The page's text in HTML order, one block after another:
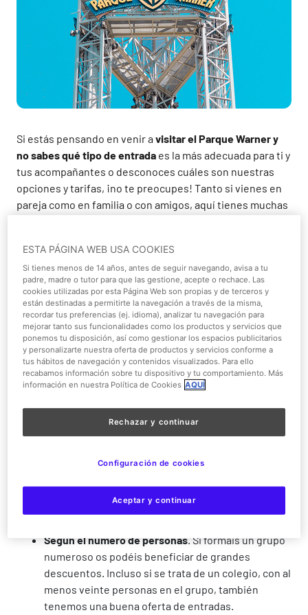
Si estás pensando en venir avisitar el Parque Warner y
no sabes qué tipo de entrada es la más adecuada para ti y
tus acompañantes o desconoces cuáles son nuestras
opciones y tarifas, ¡no te preocupes! Tanto si vienes en
pareja como en familia o con amigos, aquí tienes muchas
que mejor se adapta a tu caso.
Tipos de entradas de la
Warner
En el Parque Warner os lo ponemos muy sencillo para
que podáiselegir la entrada que mejor se adapte a
vuestras necesidades. Contamos con diferentes ofertas,
así que todo dependerá del plan con el que vengas a
un grupo numeroso? ¿Sois todos adultos o vienen
también niños? No te preocupes porque lo tenemos todo
puede ser cuestión de un día o, si lo prefieres,
puedes venir a vernos dos veces consecutivas.
Según el número de personas. Si formáis un grupo
numeroso os podéis beneficiar de grandes
descuentos. Incluso si se trata de un colegio, con al
menos veinte personas en el grupo, también
tenemos una buena oferta de entradas.
ESTA PÁGINA WEB USA COOKIES
Si tienes menos de 14 años, antes de seguir navegando, avisa a tu
padre, madre o tutor para que las gestione, acepte o rechace. Las
cookies utilizadas por esta Página Web son propias y de terceros y
están destinadas a permitirte la navegación a través de la misma,
recordar tus preferencias (ej. idioma), analizar tu navegación para
mejorar tanto sus funcionalidades como los productos y servicios que
ponemos tu disposición, así como gestionar los espacios publicitarios
y personalizarte nuestra oferta de productos y servicios conforme a
tus hábitos de navegación y contenidos visualizados. Para ello
recabamos información sobre tu dispositivo y tu comportamiento. Más
información en nuestra Política de Cookies AQUÍ
Rechazar y continuar
Aceptar y continuar
Configuración de cookies